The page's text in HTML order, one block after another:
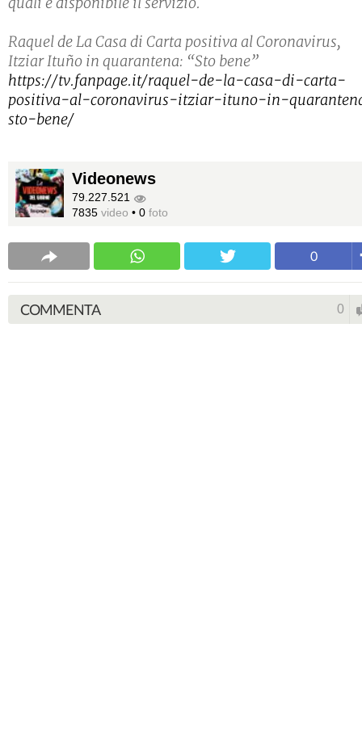
Raquel de La Casa di Carta positiva al Coronavirus,
Itziar Ituño in quarantena: “Sto bene”
https://tv.fanpage.it/raquel-de-la-casa-di-carta-
positiva-al-coronavirus-itziar-ituno-in-
sto-bene/
Videonews
79.227.521
7835 video • 0 foto
0
COMMENTA 0